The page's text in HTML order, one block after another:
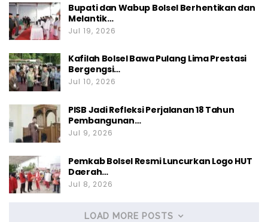
Bupati dan Wabup Bolsel Berhentikan dan
Melantik…
Jul 19, 2026
Kafilah Bolsel Bawa Pulang Lima Prestasi
Bergengsi…
Jul 10, 2026
PISB Jadi Refleksi Perjalanan 18 Tahun
Pembangunan…
Jul 9, 2026
Pemkab Bolsel Resmi Luncurkan Logo HUT
Daerah…
Jul 8, 2026
LOAD MORE POSTS